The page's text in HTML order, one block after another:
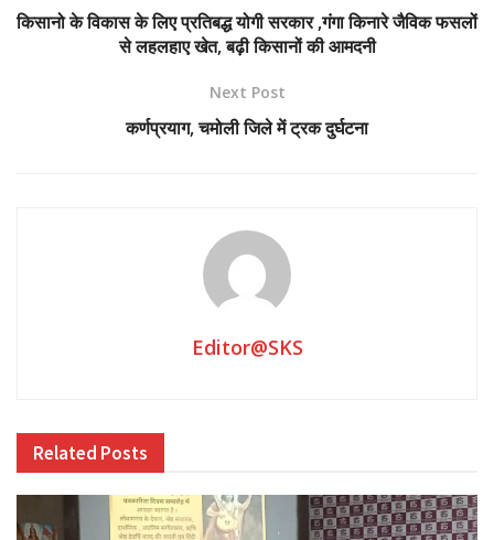
किसानो के विकास के लिए प्रतिबद्ध योगी सरकार ,गंगा किनारे जैविक फसलों
से लहलहाए खेत, बढ़ी किसानों की आमदनी
Next Post
कर्णप्रयाग, चमोली जिले में ट्रक दुर्घटना
Editor@SKS
Related Posts